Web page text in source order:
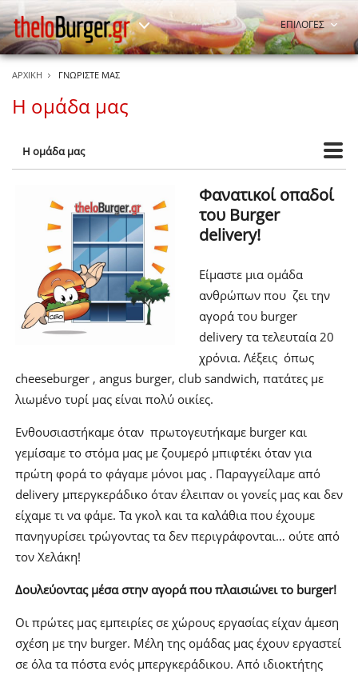
ΕΠΙΛΟΓΕΣ
ΑΡΧΙΚΗ ΓΝΩΡΙΣΤΕ ΜΑΣ
Η ομάδα μας
Η ομάδα μας
Φανατικοί οπαδοί
του Burger
delivery!
Είμαστε μια ομάδα
ανθρώπων που ζει την
αγορά του burger
delivery τα τελευταία 20
χρόνια. Λέξεις όπως
cheeseburger , angus burger, club sandwich, πατάτες με
λιωμένο τυρί μας είναι πολύ οικίες.
Ενθουσιαστήκαμε όταν πρωτογευτήκαμε burger και
γεμίσαμε το στόμα μας με ζουμερό μπιφτέκι όταν για
πρώτη φορά το φάγαμε μόνοι μας . Παραγγείλαμε από
delivery μπεργκεράδικο όταν έλειπαν οι γονείς μας και δεν
είχαμε τι να φάμε. Τα γκολ και τα καλάθια που έχουμε
πανηγυρίσει τρώγοντας τα δεν περιγράφονται… ούτε από
τον Χελάκη!
Δουλεύοντας μέσα στην αγορά που πλαισιώνει το burger!
Οι πρώτες μας εμπειρίες σε χώρους εργασίας είχαν άμεση
σχέση με την burger. Μέλη της ομάδας μας έχουν εργαστεί
σε όλα τα πόστα ενός μπεργκεράδικου. Από ιδιοκτήτης